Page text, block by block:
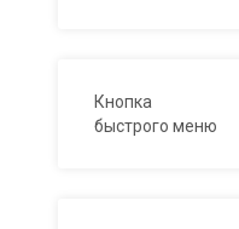
Кнопка
быстрого меню